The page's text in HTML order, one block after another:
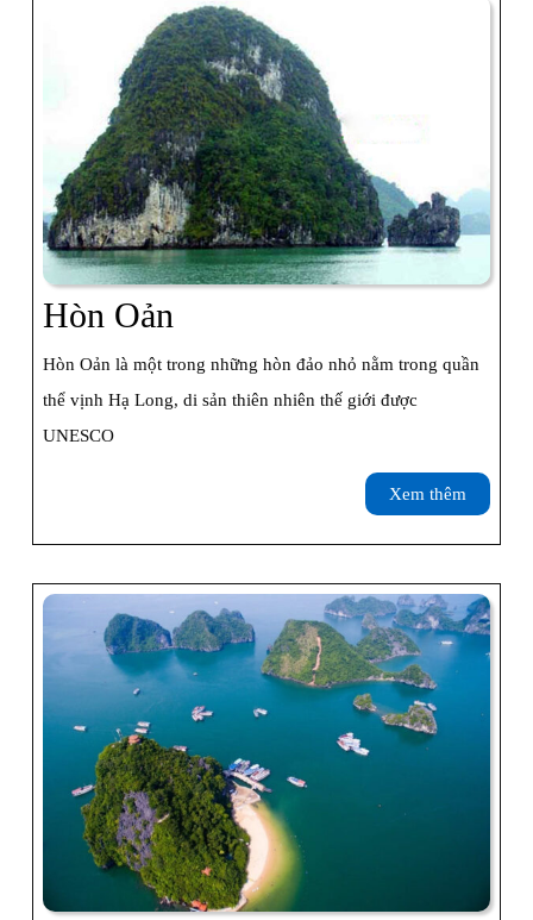
Hòn Oản
Oản
Hòn Oản là một trong những hòn đảo nhỏ nằm trong quần
thể vịnh Hạ Long, di sản thiên nhiên thế giới được
UNESCO
Xem thêm
thêm